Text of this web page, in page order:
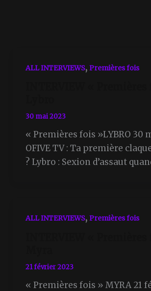
ALL INTERVIEWS, Premières fois
30 mai 2023
« Premières fois »LYBRO 30
OFIVE TV : Ta première
? Lybro : Sexion d’assaut
ALL INTERVIEWS, Premières fois
21 février 2023
« Premières fois » MYRA 21